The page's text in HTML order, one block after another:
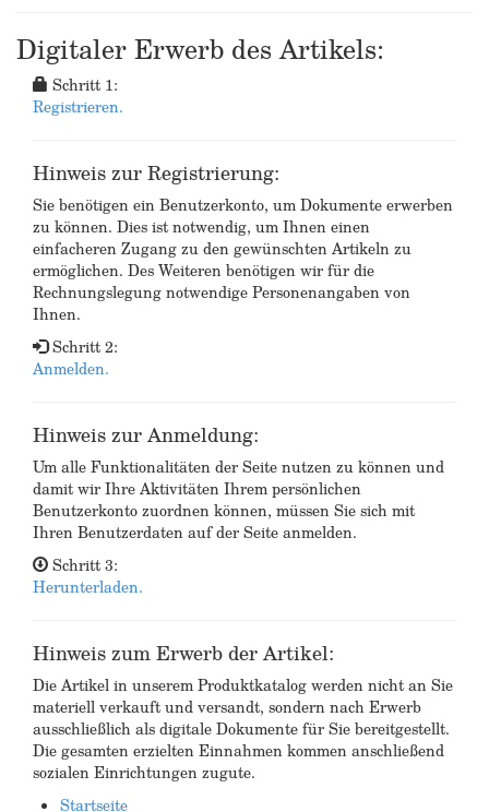
Digitaler Erwerb des Artikels:
Schritt 1:
Registrieren.
Hinweis zur Registrierung:
Sie benötigen ein Benutzerkonto, um Dokumente erwerben
zu können. Dies ist notwendig, um Ihnen einen
einfacheren Zugang zu den gewünschten Artikeln zu
ermöglichen. Des Weiteren benötigen wir für die
Rechnungslegung notwendige Personenangaben von
Ihnen.
Schritt 2:
Anmelden.
Hinweis zur Anmeldung:
Um alle Funktionalitäten der Seite nutzen zu können und
damit wir Ihre Aktivitäten Ihrem persönlichen
Benutzerkonto zuordnen können, müssen Sie sich mit
Ihren Benutzerdaten auf der Seite anmelden.
Schritt 3:
Herunterladen.
Hinweis zum Erwerb der Artikel:
Die Artikel in unserem Produktkatalog werden nicht an Sie
materiell verkauft und versandt, sondern nach Erwerb
ausschließlich als digitale Dokumente für Sie bereitgestellt.
Die gesamten erzielten Einnahmen kommen anschließend
sozialen Einrichtungen zugute.
Startseite